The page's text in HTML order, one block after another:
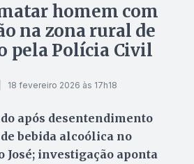
homem com
na zona rural de
pela Polícia Civil
18 fevereiro 2026 às 17h18
após desentendimento
bebida alcoólica no
José; investigação aponta